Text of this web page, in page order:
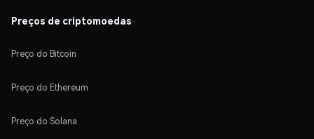
Preços de criptomoedas
Preço do Bitcoin
Preço do Ethereum
Preço do Solana